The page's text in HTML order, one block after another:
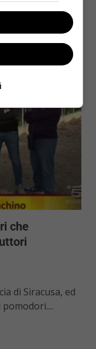
che
di Siracusa, ed